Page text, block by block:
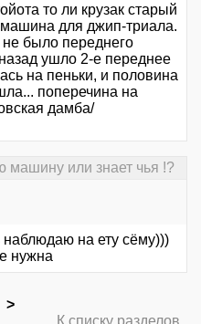
то ли крузак старый
машина для джип-триала.
не было переднего
ушло 2-е переднее
на пеньки, и половина
поперечина на
дамба/
машину или знает чья !?
на ету сёму)))
нужна
>
К списку разделов